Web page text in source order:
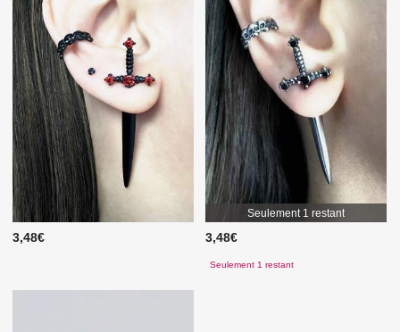
3,48€
Seulement 1 restant
3,48€
Seulement 1 restant